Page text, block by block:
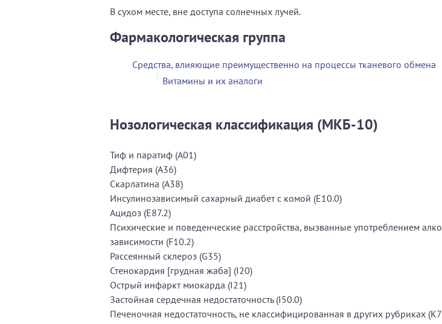
В сухом месте, вне доступа солнечных лучей.
Фармакологическая группа
Средства, влияющие преимущественно на процессы тканевого обмена
Витамины и их аналоги
Нозологическая классификация (МКБ-10)
Тиф и паратиф (A01)
Дифтерия (A36)
Скарлатина (A38)
Инсулинозависимый сахарный диабет с комой (E10.0)
Ацидоз (E87.2)
Психические и поведенческие расстройства, вызванные употреблением
зависимости (F10.2)
Рассеянный склероз (G35)
Стенокардия [грудная жаба] (I20)
Острый инфаркт миокарда (I21)
Застойная сердечная недостаточность (I50.0)
Печеночная недостаточность, не классифицированная в других рубриках